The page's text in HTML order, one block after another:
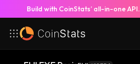
Build with CoinStats’ all-in-one API.